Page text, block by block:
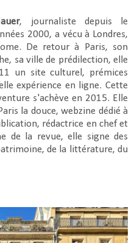
, journaliste depuis le
2000, a vécu à Londres,
De retour à Paris, son
sa ville de prédilection, elle
un site culturel, prémices
expérience en ligne. Cette
s'achève en 2015. Elle
la douce, webzine dédié à
rédactrice en chef et
de la revue, elle signe des
de la littérature, du